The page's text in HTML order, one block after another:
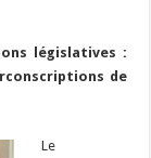
d
n
es
législatives :
de
Le